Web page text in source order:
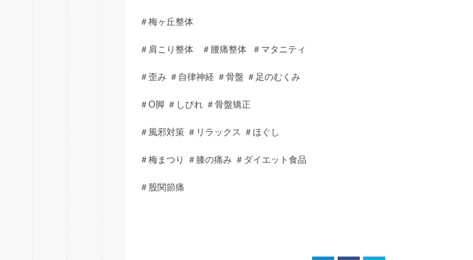
＃梅ヶ丘整体
＃肩こり整体 ＃腰痛整体 ＃マタニティ
＃歪み ＃自律神経 ＃骨盤 ＃足のむくみ
＃O脚 ＃しびれ ＃骨盤矯正
＃風邪対策 ＃リラックス ＃ほぐし
＃梅まつり ＃膝の痛み ＃ダイエット食品
＃股関節痛